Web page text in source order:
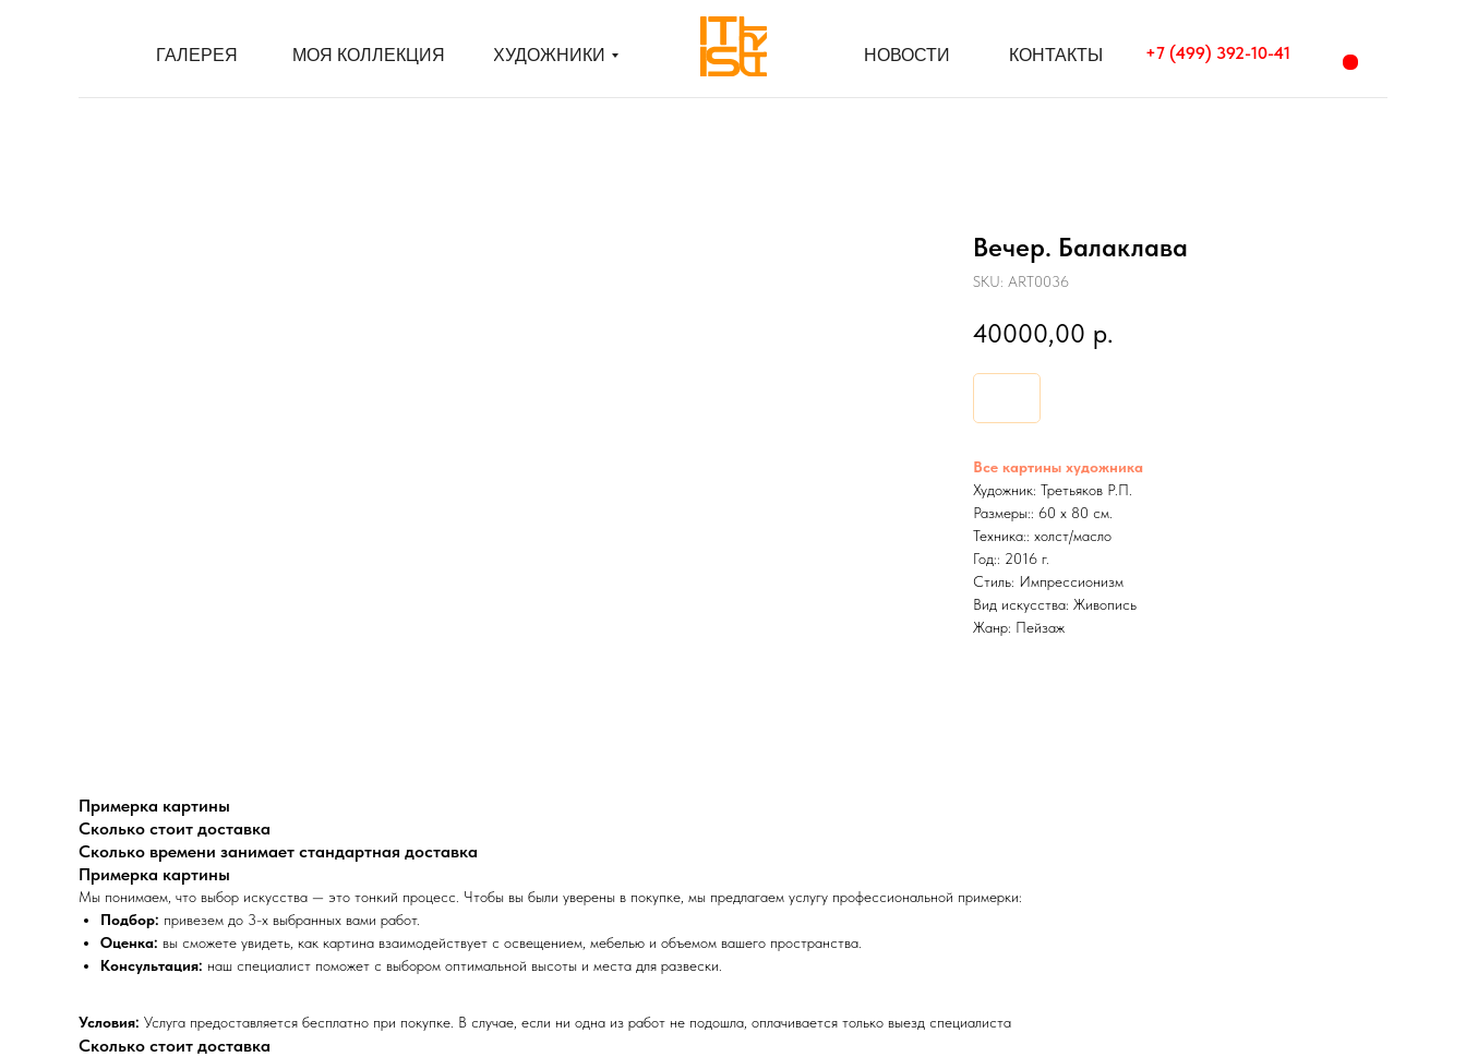
ГАЛЕРЕЯ ХУДОЖНИКИ
МОЯ КОЛЛЕКЦИЯ КОНТАКТЫ
НОВОСТИ +7 (499) 392-10-41
ГАЛЕРЕЯ ХУДОЖНИКИ
МОЯ КОЛЛЕКЦИЯ КОНТАКТЫ
НОВОСТИ +7 (499) 392-10-41
Вечер. Балаклава
SKU: ART0036
40000,00 р.
Все картины художника
Художник: Третьяков Р.П.
Размеры:: 60 x 80 см.
Техника:: холст/масло
Год:: 2016 г.
Стиль: Импрессионизм
Вид искусства: Живопись
Жанр: Пейзаж
Примерка картины
Сколько стоит доставка
Сколько времени занимает стандартная доставка
Примерка картины
Мы понимаем, что выбор искусства — это тонкий процесс. Чтобы вы были уверены в покупке, мы предлагаем услугу профессиональной примерки:
Подбор: привезем до 3-х выбранных вами работ.
Оценка: вы сможете увидеть, как картина взаимодействует с освещением, мебелью и объемом вашего пространства.
Консультация: наш специалист поможет с выбором оптимальной высоты и места для развески.
Условия: Услуга предоставляется бесплатно при покупке. В случае, если ни одна из работ не подошла, оплачивается только выезд специалиста
Сколько стоит доставка